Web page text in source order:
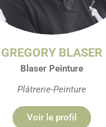
GREGORY BLASER
Blaser Peinture
Plâtrerie-Peinture
Voir le profil